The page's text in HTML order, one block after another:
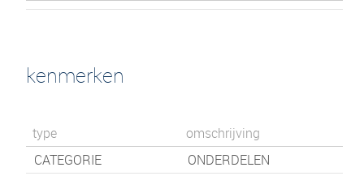
kenmerken
type
omschrijving
CATEGORIE
ONDERDELEN